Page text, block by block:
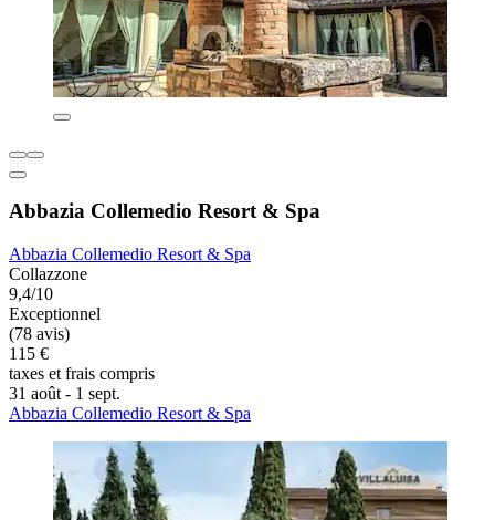
Abbazia Collemedio Resort & Spa
Abbazia Collemedio Resort & Spa
Collazzone
9,4/10
Exceptionnel
(78 avis)
115 €
taxes et frais compris
31 août - 1 sept.
Abbazia Collemedio Resort & Spa